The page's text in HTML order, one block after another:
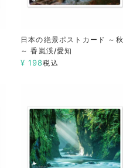
日本の絶景ポストカード ～秋
～ 香嵐渓/愛知
¥ 198税込